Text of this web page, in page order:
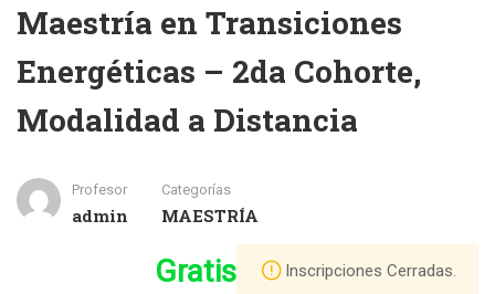
Maestría en Transiciones
Energéticas – 2da Cohorte,
Modalidad a Distancia
Profesor
admin
Categorías
MAESTRÍA
Gratis Inscripciones Cerradas.